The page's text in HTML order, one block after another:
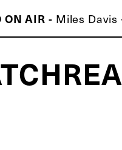
ON AIR - Miles Davis